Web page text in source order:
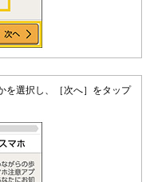
を選択し、［次へ］をタップ